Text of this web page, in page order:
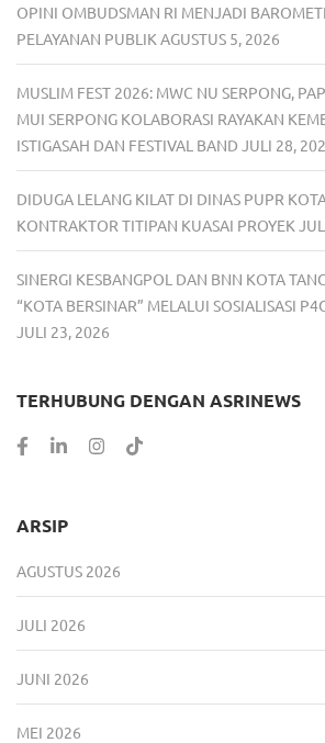
OPINI OMBUDSMAN RI MENJADI
PELAYANAN PUBLIK AGUSTUS 5, 2026
MUSLIM FEST 2026: MWC NU SERPONG,
MUI SERPONG KOLABORASI RAYAKAN
ISTIGASAH DAN FESTIVAL BAND JULI 28,
DIDUGA LELANG KILAT DI DINAS PUPR
KONTRAKTOR TITIPAN KUASAI PROYEK
SINERGI KESBANGPOL DAN BNN KOTA
“KOTA BERSINAR” MELALUI SOSIALISASI
JULI 23, 2026
TERHUBUNG DENGAN ASRINEWS
ARSIP
AGUSTUS 2026
JULI 2026
JUNI 2026
MEI 2026